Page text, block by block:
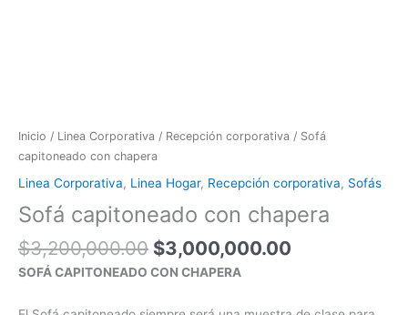
Inicio / Linea Corporativa / Recepción corporativa / Sofá
capitoneado con chapera
Linea Corporativa, Linea Hogar, Recepción corporativa, Sofás
Sofá capitoneado con chapera
$3,200,000.00 $3,000,000.00
SOFÁ CAPITONEADO CON CHAPERA